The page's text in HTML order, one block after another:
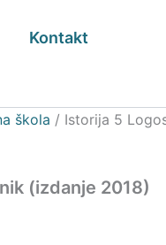
Kontakt
škola / Istorija 5
(izdanje 2018)